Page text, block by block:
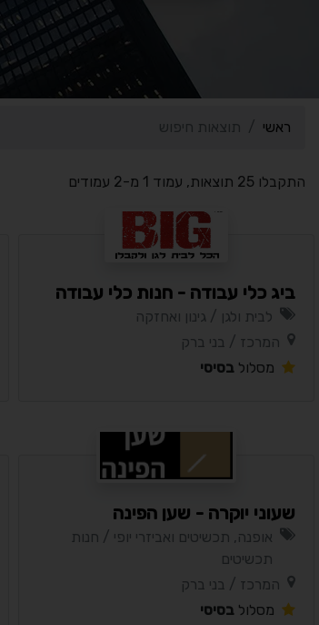
ראשי תוצאות חיפוש
התקבלו 25 תוצאות, עמוד 1 מ-2 עמודים
ביג כלי עבודה - חנות כלי עבודה
לבית ולגן / גינון ואחזקה
המרכז / בני ברק
מסלול בסיסי
שעוני יוקרה - שען הפינה
אופנה, תכשיטים ואביזרי יופי / חנות
תכשיטים
המרכז / בני ברק
מסלול בסיסי